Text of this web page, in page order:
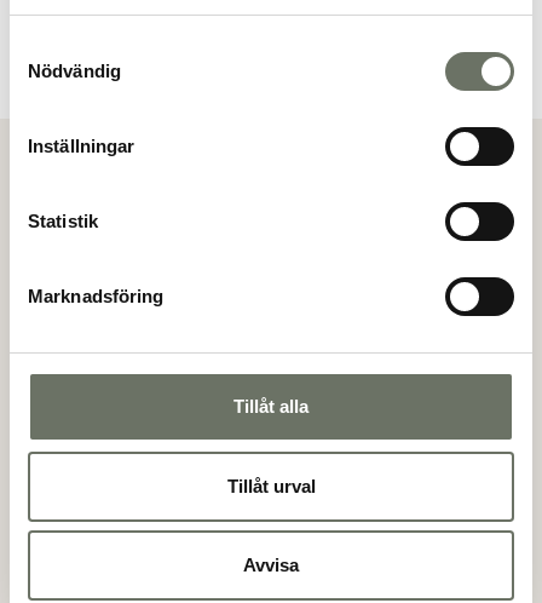
Nödvändig
Inställningar
Statistik
Marknadsföring
Tillåt alla
Tillåt urval
Avvisa
Genom att göra en köpanmälan så anmäler du ditt
intresse för en specifik lägenhet. Mäklaren kommer
Efternamn(*)